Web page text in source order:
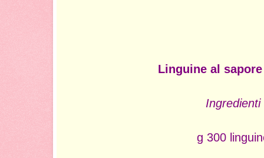
Linguine al
Ingredienti
g 300